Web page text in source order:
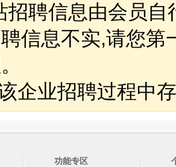
聘信息由会员自
信息不实,请您第
企业招聘过程中
功能专区